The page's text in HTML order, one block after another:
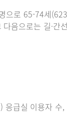
로 65-74세
음으로는 길·간
급실 이용자 수